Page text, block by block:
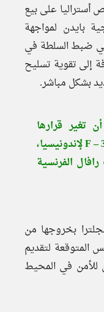
على بيع
بايدن لمواجهة
ضبط السلطة في
إلى تقوية تسليح
بشكل مباشر.
تغير قرارها
المرتكز على حظر بيع مقاتلات F – 35 لإندونيسيا،
الفرنسية
بخروجها من
المتوقعة لتقديم
للأمن في المحيط